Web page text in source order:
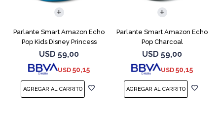
Parlante Smart Amazon Echo
Pop Kids Disney Princess
USD 59,00
USD 50,15
Parlante Smart Amazon Echo
Pop Charcoal
USD 59,00
USD 50,15